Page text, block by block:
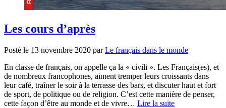
Les cours d’après
Posté le 13 novembre 2020 par Le français dans le monde
En classe de français, on appelle ça la « civili ». Les Français(es), et
de nombreux francophones, aiment tremper leurs croissants dans
leur café, traîner le soir à la terrasse des bars, et discuter haut et fort
de sport, de politique ou de religion. C’est cette manière de penser,
cette façon d’être au monde et de vivre… Lire la suite